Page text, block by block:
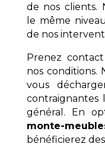
de nos clients.
le même
de nos
Prenez
nos conditions.
vous
contraignantes
général. En
monte-
bénéficierez